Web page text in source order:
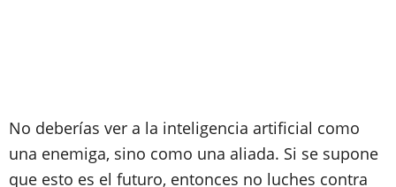
No deberías ver a la inteligencia artificial como
una enemiga, sino como una aliada. Si se supone
que esto es el futuro, entonces no luches contra